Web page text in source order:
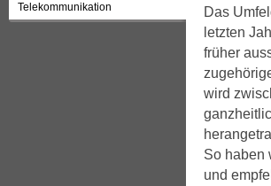
Telekommunikation
Das
letzten
früher
wird
So haben
und